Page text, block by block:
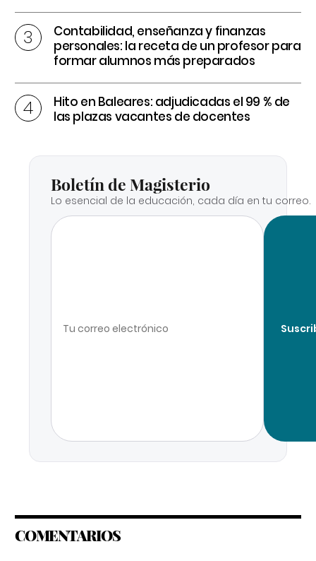
Contabilidad, enseñanza y finanzas
personales: la receta de un profesor para
formar alumnos más preparados
Hito en Baleares: adjudicadas el 99 % de
las plazas vacantes de docentes
Boletín de Magisterio
Lo esencial de la educación, cada día en tu correo.
COMENTARIOS